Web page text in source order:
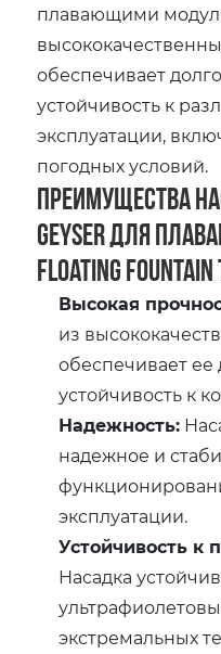
плавающими
обеспечивает
устойчивость к
эксплуатации,
погодных условий.
Преимущества
Geyser для
Floating Fountain
Высокая
из
обеспечивает
устойчивость к
Надежность:
надежное и
эксплуатации.
Устойчивость к
Насадка
экстремальных